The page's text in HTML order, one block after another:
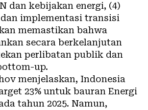
dan kebijakan energi, (4)
implementasi transisi
memastikan bahwa
secara berkelanjutan
perlibatan publik dan
up.
menjelaskan, Indonesia
23% untuk bauran Energi
tahun 2025. Namun,